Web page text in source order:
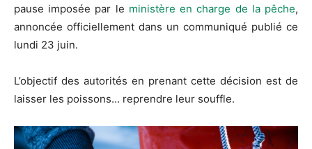
pause imposée par le ministère en charge de la pêche,
annoncée officiellement dans un communiqué publié ce
lundi 23 juin.
L’objectif des autorités en prenant cette décision est de
laisser les poissons… reprendre leur souffle.